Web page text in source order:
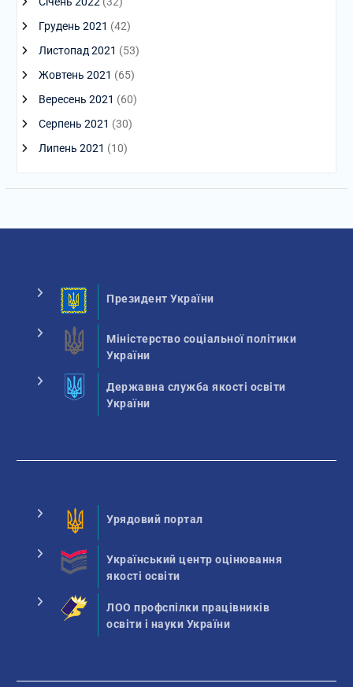
Грудень 2021 (42)
Листопад 2021 (53)
Жовтень 2021 (65)
Вересень 2021 (60)
Серпень 2021 (30)
Липень 2021 (10)
Президент України
Міністерство соціальної політики
України
Державна служба якості освіти
України
Урядовий портал
Український центр оцінювання
якості освіти
ЛОО профспілки працівників
освіти і науки України